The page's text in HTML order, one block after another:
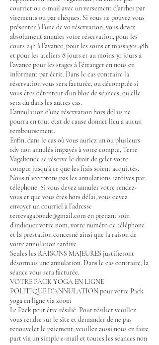
courrier ou e-mail avec un versement d’arrhes par
virements ou par chèques. Si vous ne pouvez vous
présenter à l’une de vo réservation, vous devez
absolument annuler votre réservation, pour les
cours 24h à l’avance, pour les soins et massages 48h
et pour les ateliers 8 jours et au moins 30 jours à
l’avance pour les stages à l’étranger en nous en
informant par écrit. Dans le cas contraire la
réservation vous sera facturée, ou décomptée si
vous êtes détenteur d’un bloc de séances, ou elle
sera du dans les autres cas.
L’annulation d’une réservation hors délais ne
pourra en tout état de cause donner lieu à aucun
remboursement.
Enfin, dans le cas où vous auriez un ou plusieurs
rdv non annulés impayés à votre compte, Terre
Vagabonde se réserve le droit de geler votre
compte jusqu’à ce que les frais soient acquittés.
Nous n’acceptons pas les annulations tardives par
téléphone. Si vous devez annuler votre rendez-
vous et que vous êtes hors délai, vous devez
envoyer un courriel à l’adresse
terrevagabonde@gmail.com en prenant soin
d’indiquer votre nom, votre numéro de téléphone
et la prestation concerné ainsi que la raison de
votre annulation tardive.
Seules les RAISONS MAJEURES justifieront
désormais une annulation. Dans le cas contraire, la
séance vous sera facturée.
VOTRE PACK YOGA EN LIGNE
POLITIQUE D’ANNULATION pour votre Pack
yoga en ligne via zoom
Le Pack peut être résilié. Pour résilier veuillez
vous rendre sur le site et demander de ne pas
renouveler le paiement, veuillez aussi nous en faire
part via un simple e-mail et toutes les séances non